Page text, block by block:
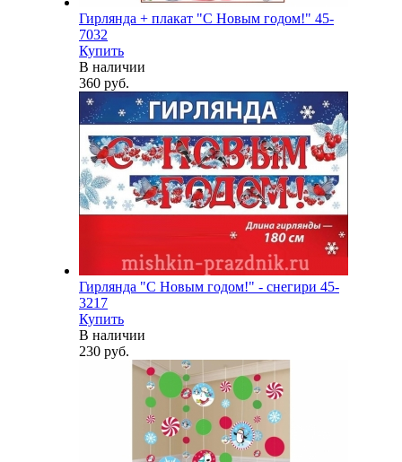
Гирлянда + плакат "С Новым годом!" 45-
7032
Купить
В наличии
360 руб.
Гирлянда "С Новым годом!" - снегири 45-
3217
Купить
В наличии
230 руб.